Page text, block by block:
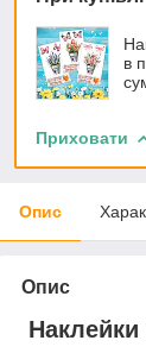
в
Приховати
Опис
Опис
Наклейки